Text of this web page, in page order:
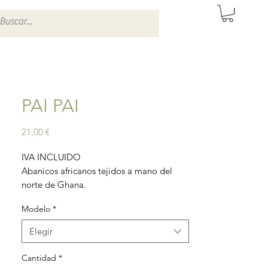
DE SEVILLA
PAI PAI
21,00 €Precio
IVA INCLUIDO
Abanicos africanos tejidos a mano del
norte de Ghana.
alimentan los elefantes, la hierba
Pennisetum purpureum.
Teñidos con tintes naturales por
artesanos.
Modelo *
Elegir
Cantidad *